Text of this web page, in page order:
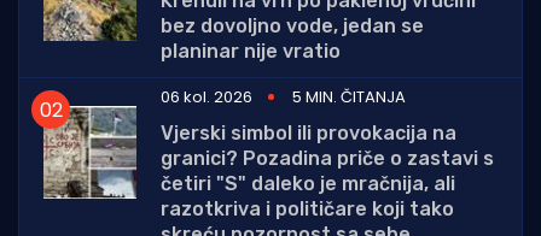
bez dovoljno vode, jedan se
planinar nije vratio
06 kol. 2026
5 MIN. ČITANJA
Vjerski simbol ili provokacija na
granici? Pozadina priče o zastavi s
četiri "S" daleko je mračnija, ali
razotkriva i političare koji tako